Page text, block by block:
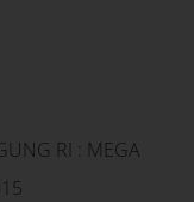
RI : MEGA